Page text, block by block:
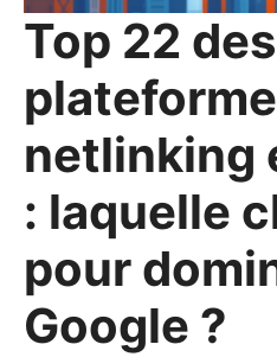
Top 22 des
netlinking
: laquelle
pour
Google ?